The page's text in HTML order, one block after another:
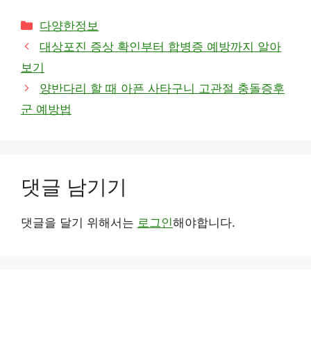
카
테
고
리
다양한정보
대상포진 증상 확인부터 합병증 예방까지 알아
보기
양반다리 할 때 아픈 사타구니 고관절 충돌증후
군 예방법
댓글 남기기
댓글을 달기 위해서는 로그인해야합니다.